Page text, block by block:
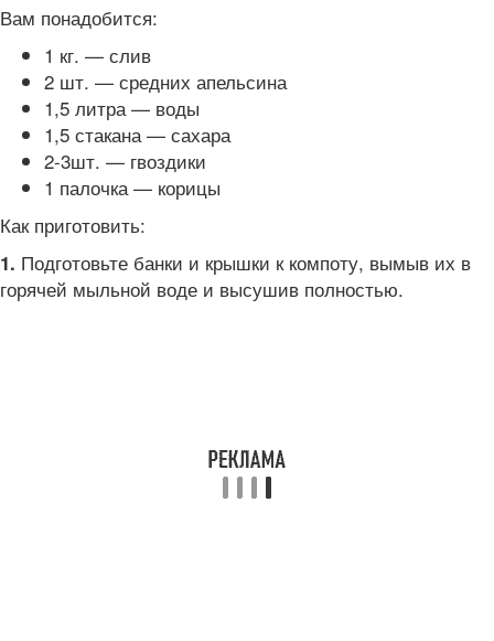
Вам понадобится:
1 кг. — слив
2 шт. — средних апельсина
1,5 литра — воды
1,5 стакана — сахара
2-3шт. — гвоздики
1 палочка — корицы
Как приготовить:
1. Подготовьте банки и крышки к компоту, вымыв их в
горячей мыльной воде и высушив полностью.